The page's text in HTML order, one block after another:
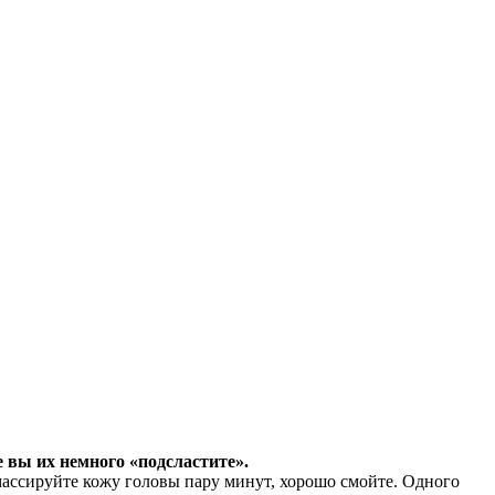
их немного «подсластите».
кожу головы пару минут, хорошо смойте. Одного